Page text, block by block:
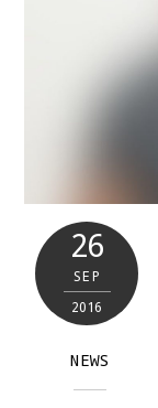
26
SEP
2016
NEWS